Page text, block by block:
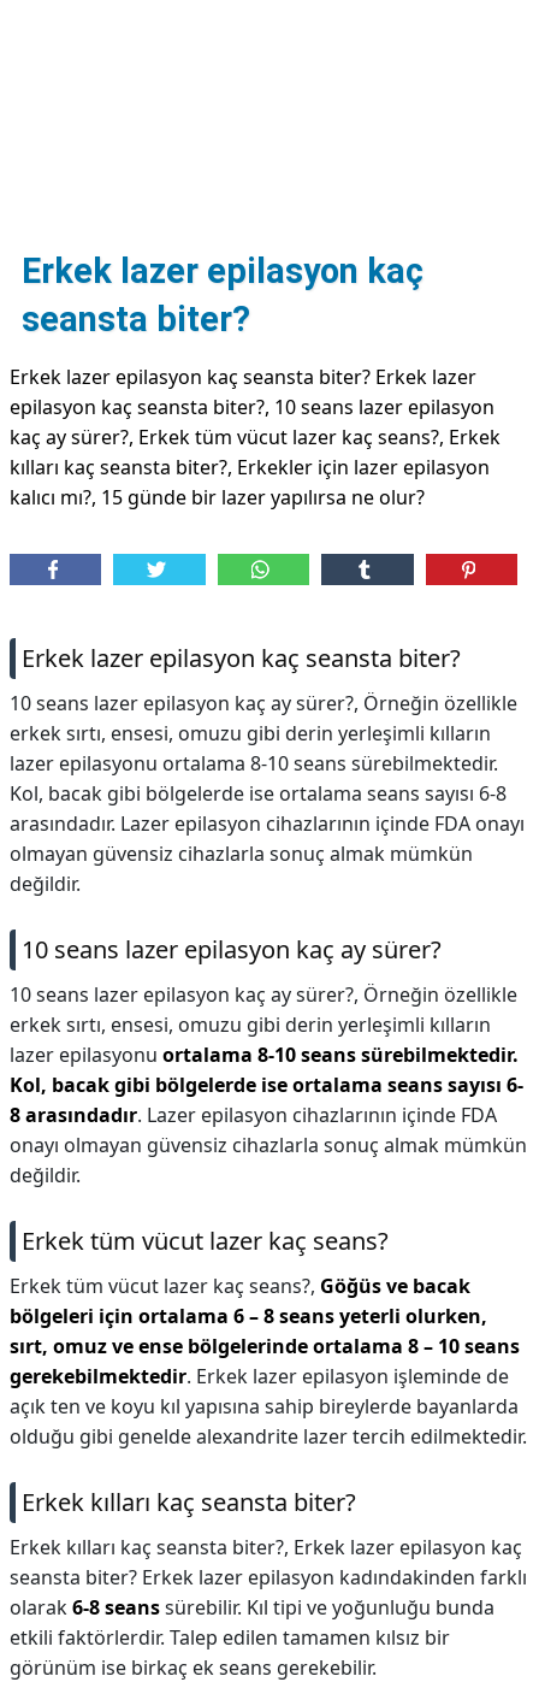
Erkek lazer epilasyon kaç
seansta biter?
Erkek lazer epilasyon kaç seansta biter? Erkek lazer
epilasyon kaç seansta biter?, 10 seans lazer epilasyon
kaç ay sürer?, Erkek tüm vücut lazer kaç seans?, Erkek
kılları kaç seansta biter?, Erkekler için lazer epilasyon
kalıcı mı?, 15 günde bir lazer yapılırsa ne olur?
Erkek lazer epilasyon kaç seansta biter?
10 seans lazer epilasyon kaç ay sürer?, Örneğin özellikle
erkek sırtı, ensesi, omuzu gibi derin yerleşimli kılların
lazer epilasyonu ortalama 8-10 seans sürebilmektedir.
Kol, bacak gibi bölgelerde ise ortalama seans sayısı 6-8
arasındadır. Lazer epilasyon cihazlarının içinde FDA onayı
olmayan güvensiz cihazlarla sonuç almak mümkün
değildir.
10 seans lazer epilasyon kaç ay sürer?
10 seans lazer epilasyon kaç ay sürer?, Örneğin özellikle
erkek sırtı, ensesi, omuzu gibi derin yerleşimli kılların
lazer epilasyonu ortalama 8-10 seans sürebilmektedir.
Kol, bacak gibi bölgelerde ise ortalama seans sayısı 6-
8 arasındadır. Lazer epilasyon cihazlarının içinde FDA
onayı olmayan güvensiz cihazlarla sonuç almak mümkün
değildir.
Erkek tüm vücut lazer kaç seans?
Erkek tüm vücut lazer kaç seans?, Göğüs ve bacak
bölgeleri için ortalama 6 – 8 seans yeterli olurken,
sırt, omuz ve ense bölgelerinde ortalama 8 – 10 seans
gerekebilmektedir. Erkek lazer epilasyon işleminde de
açık ten ve koyu kıl yapısına sahip bireylerde bayanlarda
olduğu gibi genelde alexandrite lazer tercih edilmektedir.
Erkek kılları kaç seansta biter?
Erkek kılları kaç seansta biter?, Erkek lazer epilasyon kaç
seansta biter? Erkek lazer epilasyon kadındakinden farklı
olarak6-8 seanssürebilir. Kıl tipi ve yoğunluğu bunda
etkili faktörlerdir. Talep edilen tamamen kılsız bir
görünüm ise birkaç ek seans gerekebilir.